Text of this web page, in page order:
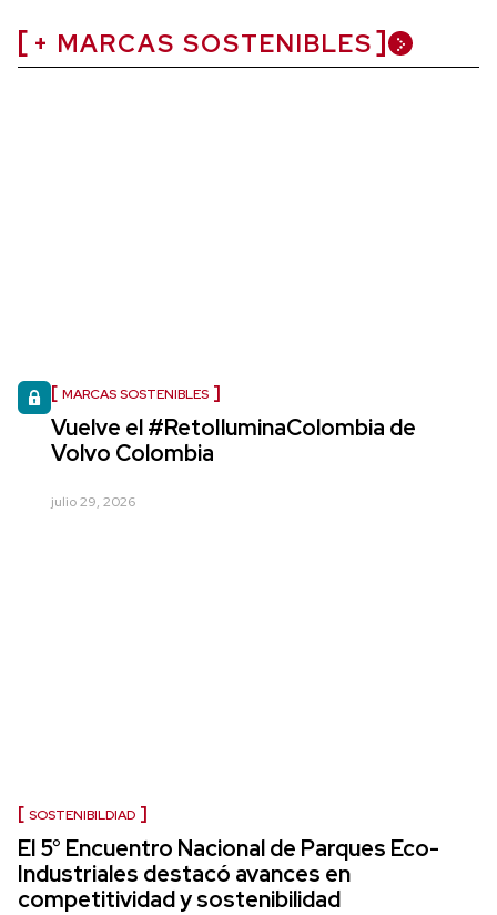
+ MARCAS SOSTENIBLES
MARCAS SOSTENIBLES
Vuelve el #RetoIluminaColombia de
Volvo Colombia
julio 29, 2026
SOSTENIBILDIAD
El 5° Encuentro Nacional de Parques Eco-
Industriales destacó avances en
competitividad y sostenibilidad